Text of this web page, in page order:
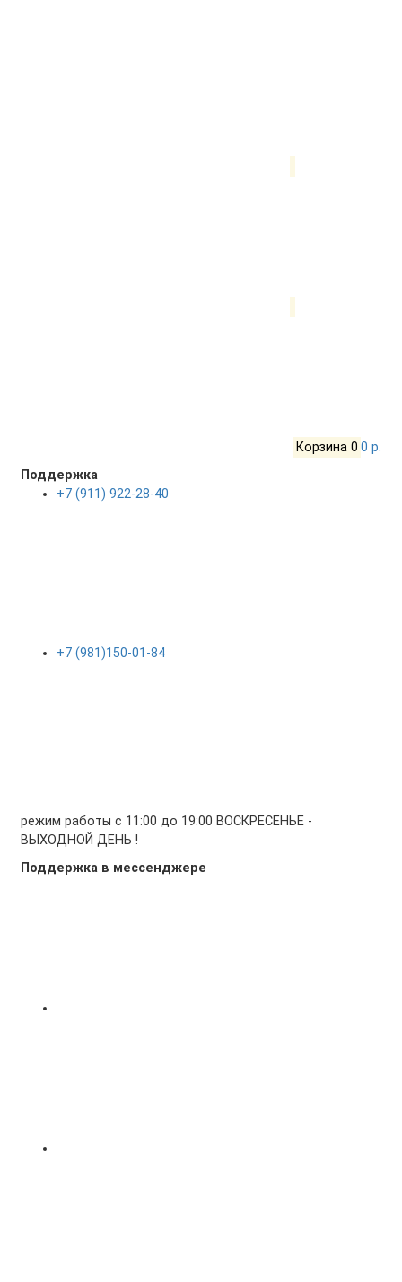
Корзина 0 0 р.
Поддержка
+7 (911) 922-28-40
+7 (981)150-01-84
режим работы с 11:00 до 19:00 ВОСКРЕСЕНЬЕ -
ВЫХОДНОЙ ДЕНЬ !
Поддержка в мессенджере